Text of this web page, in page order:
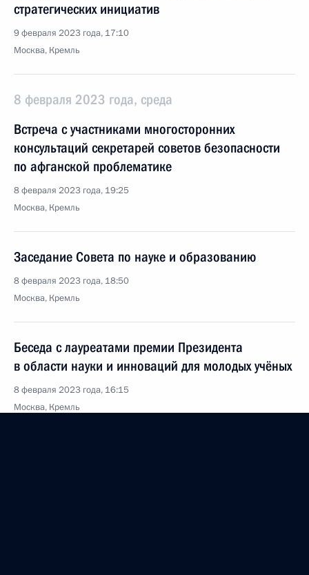
стратегических инициатив
9 февраля 2023 года, 17:10
Москва, Кремль
8 февраля 2023 года, среда
Встреча с участниками многосторонних
консультаций секретарей советов безопасности
по афганской проблематике
8 февраля 2023 года, 19:25
Москва, Кремль
Заседание Совета по науке и образованию
8 февраля 2023 года, 18:50
Москва, Кремль
Беседа с лауреатами премии Президента
в области науки и инноваций для молодых учёных
8 февраля 2023 года, 16:15
Москва, Кремль